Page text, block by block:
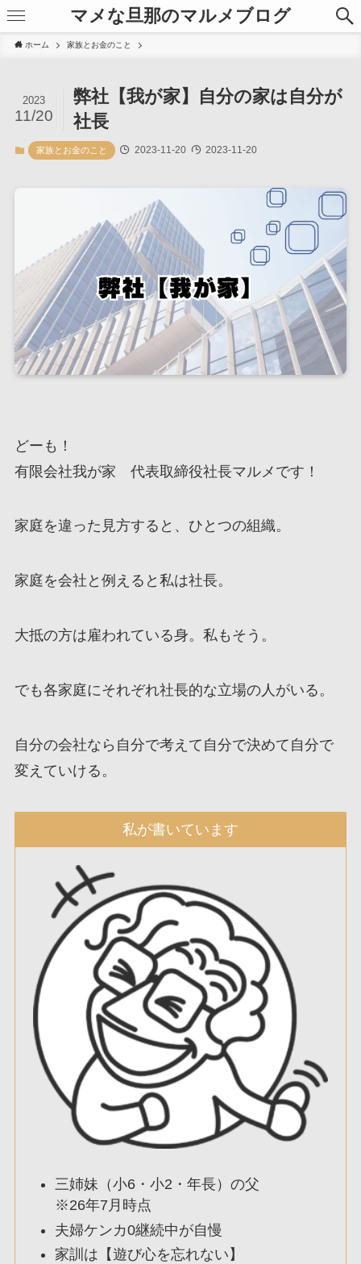
マメな旦那のマルメブログ
ホーム 家族とお金のこと
弊社【我が家】自分の家は自分が
社長
2023
11/20
家族とお金のこと 2023-11-20 2023-11-20
どーも！
有限会社我が家 代表取締役社長マルメです！
家庭を違った見方すると、ひとつの組織。
家庭を会社と例えると私は社長。
大抵の方は雇われている身。私もそう。
でも各家庭にそれぞれ社長的な立場の人がいる。
自分の会社なら自分で考えて自分で決めて自分で
変えていける。
私が書いています
三姉妹（小6・小2・年長）の父
※26年7月時点
夫婦ケンカ0継続中が自慢
家訓は【遊び心を忘れない】